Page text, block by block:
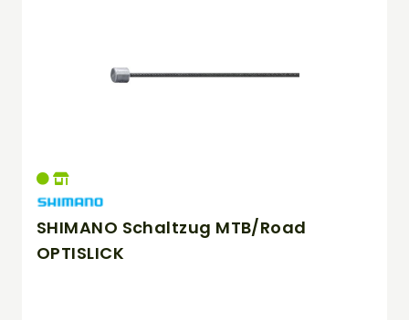
SHIMANO Schaltzug MTB/Road
OPTISLICK